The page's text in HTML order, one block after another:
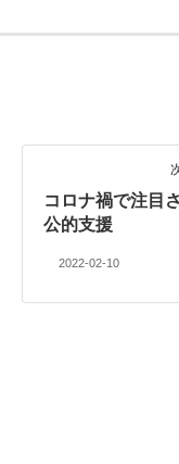
コロナ禍で注目
公的支援
2022-02-10